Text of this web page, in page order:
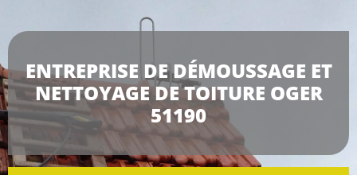
ENTREPRISE DE DÉMOUSSAGE ET
NETTOYAGE DE TOITURE OGER
51190